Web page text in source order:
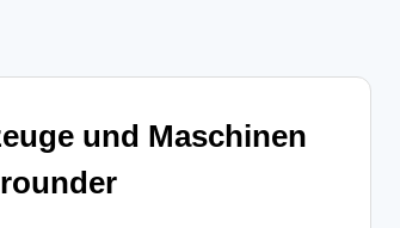
und Maschinen